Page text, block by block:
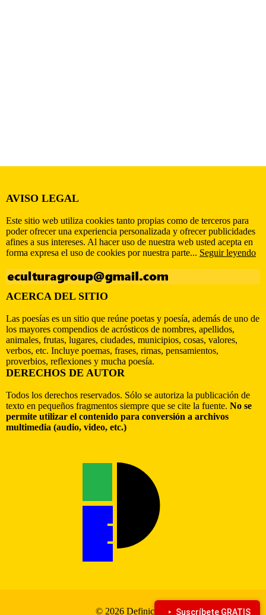
AVISO LEGAL
Este sitio web utiliza cookies tanto propias como de terceros para
poder ofrecer una experiencia personalizada y ofrecer publicidades
afines a sus intereses. Al hacer uso de nuestra web usted acepta en
forma expresa el uso de cookies por nuestra parte... Seguir leyendo
ACERCA DEL SITIO
Las poesías es un sitio que reúne poetas y poesía, además de uno de
los mayores compendios de acrósticos de nombres, apellidos,
animales, frutas, lugares, ciudades, municipios, cosas, valores,
verbos, etc. Incluye poemas, frases, rimas, pensamientos,
proverbios, reflexiones y mucha poesía.
DERECHOS DE AUTOR
Todos los derechos reservados. Sólo se autoriza la publicación de
texto en pequeños fragmentos siempre que se cite la fuente. No se
permite utilizar el contenido para conversión a archivos
multimedia (audio, video, etc.)
© 2026 Definiciona Suscríbete GRATIS